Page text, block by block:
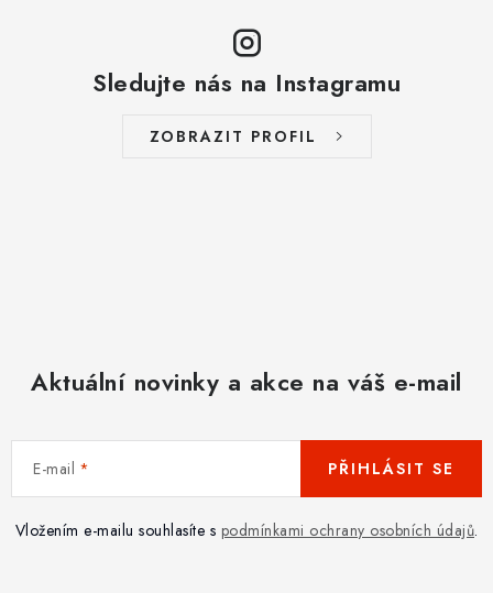
Sledujte nás na Instagramu
ZOBRAZIT PROFIL
Aktuální novinky a akce na váš e-mail
E-mail
Vložením e-mailu souhlasíte s podmínkami ochrany osobních údajů.
PŘIHLÁSIT SE